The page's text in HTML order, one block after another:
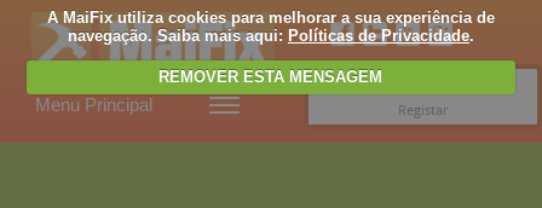
A MaiFix utiliza cookies para melhorar a sua experiência de
navegação. Saiba mais aqui: Políticas de Privacidade.
REMOVER ESTA MENSAGEM
Menu Principal
Registar